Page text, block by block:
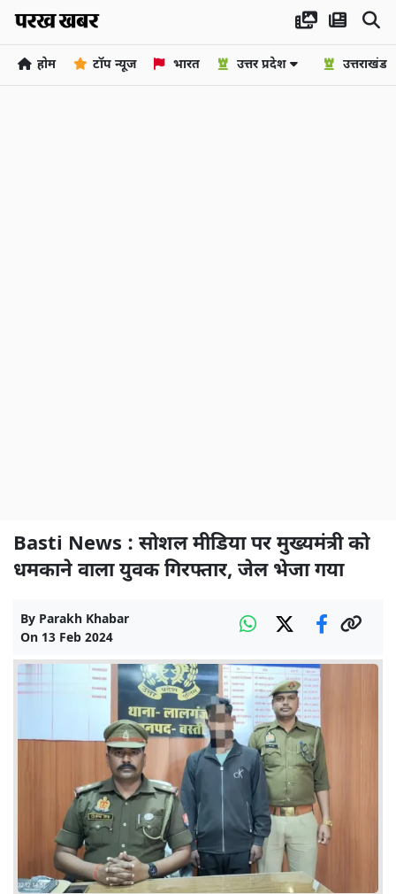
होम टॉप न्यूज भारत उत्तर प्रदेश उत्तराखंड
Basti News : सोशल मीडिया पर मुख्यमंत्री को
धमकाने वाला युवक गिरफ्तार, जेल भेजा गया
By Parakh Khabar
On 13 Feb 2024